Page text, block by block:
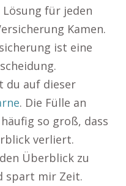
für jeden
Kamen.
ist eine
du auf dieser
. Die Fülle an
so groß, dass
verliert.
Überblick zu
spart mir Zeit.